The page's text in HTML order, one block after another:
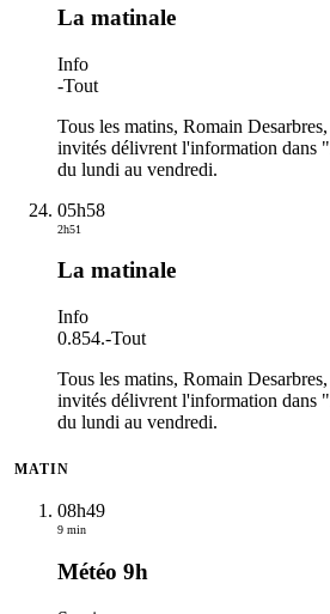
La matinale
Info
-Tout
Tous les matins, Romain
invités délivrent l'information dans
du lundi au vendredi.
05h58
2h51
La matinale
Info
0.854.-Tout
Tous les matins, Romain
invités délivrent l'information dans
du lundi au vendredi.
MATIN
08h49
9 min
Météo 9h